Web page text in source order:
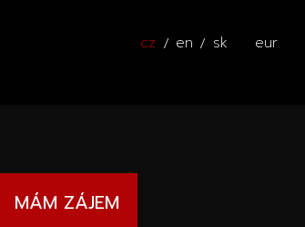
cz en sk
eur
MÁM ZÁJEM